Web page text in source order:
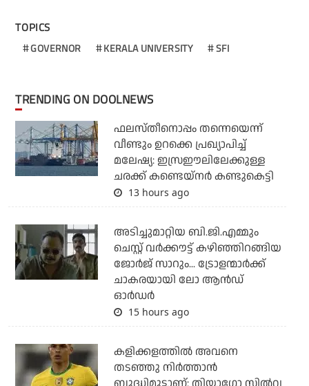
TOPICS
GOVERNOR KERALA UNIVERSITY SFI
TRENDING ON DOOLNEWS
ഫലസ്തീനൊപ്പം തന്നെയെന്ന്
വീണ്ടും ഉറക്കെ പ്രഖ്യാപിച്ച്
മലേഷ്യ: ഇസ്രഈലിലേക്കുള്ള
ചരക്ക് കണ്ടെയ്‌നര്‍ കണ്ടുകെട്ടി
13 hours ago
അടിച്ചുമാറ്റിയ ബി.ജി.എമ്മും
ചെസ്റ്റ് വര്‍ക്കൗട്ട് കഴിഞ്ഞിറങ്ങിയ
ജോര്‍ജ് സാറും... ട്രോളന്മാര്‍ക്ക്
ചാകരയായി ലോ ആന്‍ഡ്
ഓര്‍ഡര്‍
15 hours ago
കളിക്കളത്തില്‍ അവനെ
തടഞ്ഞു നിര്‍ത്താന്‍